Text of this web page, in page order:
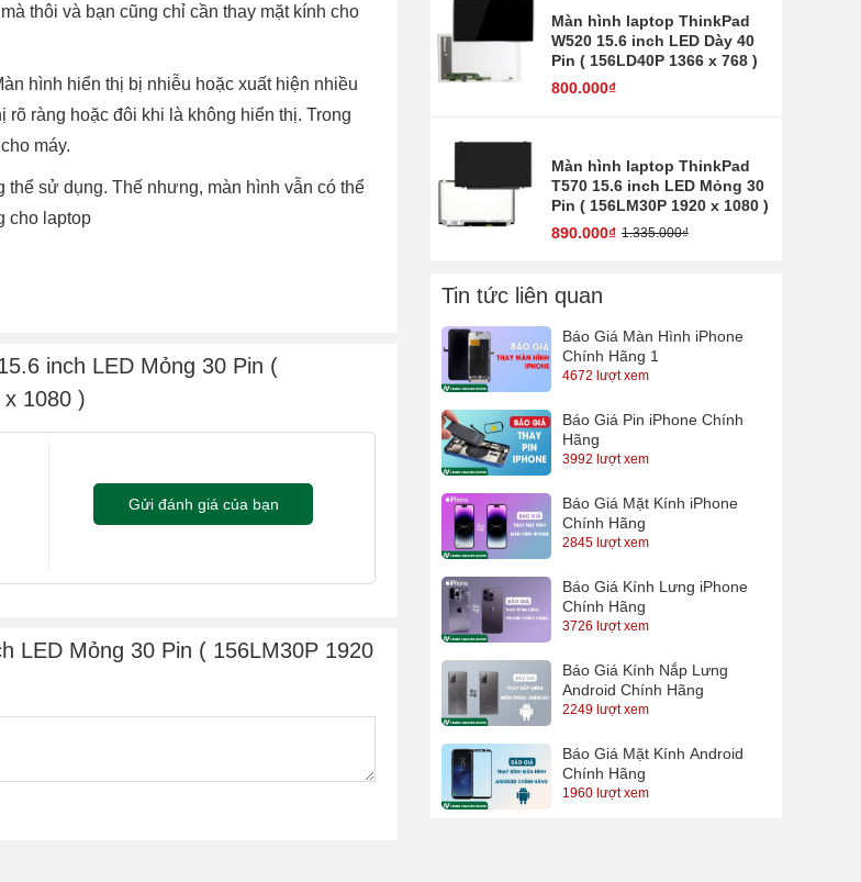
thôi và bạn cũng chỉ cần thay mặt kính cho
hình hiển thị bị nhiễu hoặc xuất hiện nhiều
ràng hoặc đôi khi là không hiển thị. Trong
máy.
sử dụng. Thế nhưng, màn hình vẫn có thể
cho laptop
mở nắp gập màn hình lâu ngày cũng sẽ gây
cao áp hỏng, mất nguồn từ mainboard cấp
hở.
inch LED Mỏng 30 Pin (
1080 )
Gửi đánh giá của bạn
LED Mỏng 30 Pin ( 156LM30P 1920
Màn hình laptop ThinkPad
W520 15.6 inch LED Dày 40
Pin ( 156LD40P 1366 x 768 )
800.000₫
Màn hình laptop ThinkPad
T570 15.6 inch LED Mỏng 30
Pin ( 156LM30P 1920 x 1080 )
890.000₫ 1.335.000₫
Tin tức liên quan
Báo Giá Màn Hình iPhone
Chính Hãng 1
4672 lượt xem
Báo Giá Pin iPhone Chính
Hãng
3992 lượt xem
Báo Giá Mặt Kính iPhone
Chính Hãng
2845 lượt xem
Báo Giá Kính Lưng iPhone
Chính Hãng
3726 lượt xem
Báo Giá Kính Nắp Lưng
Android Chính Hãng
2249 lượt xem
Báo Giá Mặt Kính Android
Chính Hãng
1960 lượt xem